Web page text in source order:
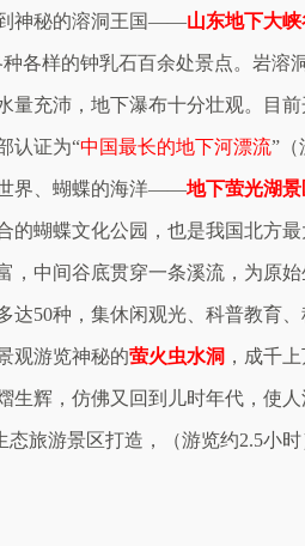
神秘的溶洞王国——山东地下大
各样的钟乳石百余处景点。岩溶
量充沛，地下瀑布十分壮观。目
认证为“中国最长的地下河漂流”（
界、蝴蝶的海洋——地下萤光湖景
的蝴蝶文化公园，也是我国北方
，中间谷底贯穿一条溪流，为原
达50种，集休闲观光、科普教育
观游览神秘的萤火虫水洞 ，成千
生辉，仿佛又回到儿时年代，使
态旅游景区打造，（游览约2.5小时